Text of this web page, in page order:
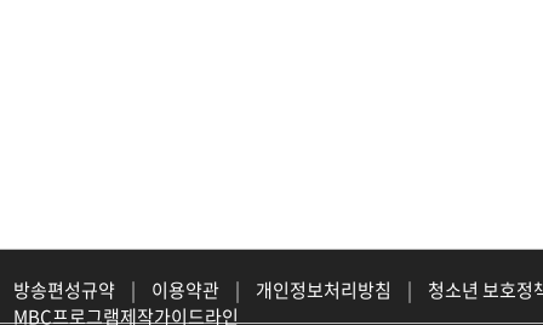
방송편성규약 | 이용약관 | 개인정보처리방침 |
청소년 보호정
MBC프로그램제작가이드라인